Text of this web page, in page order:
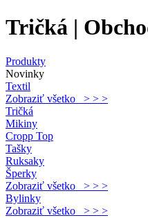
Tričká |
Produkty
Novinky
Textil
Zobraziť všetko > > >
Tričká
Mikiny
Cropp Top
Tašky
Ruksaky
Šperky
Zobraziť všetko > > >
Bylinky
Zobraziť všetko > > >